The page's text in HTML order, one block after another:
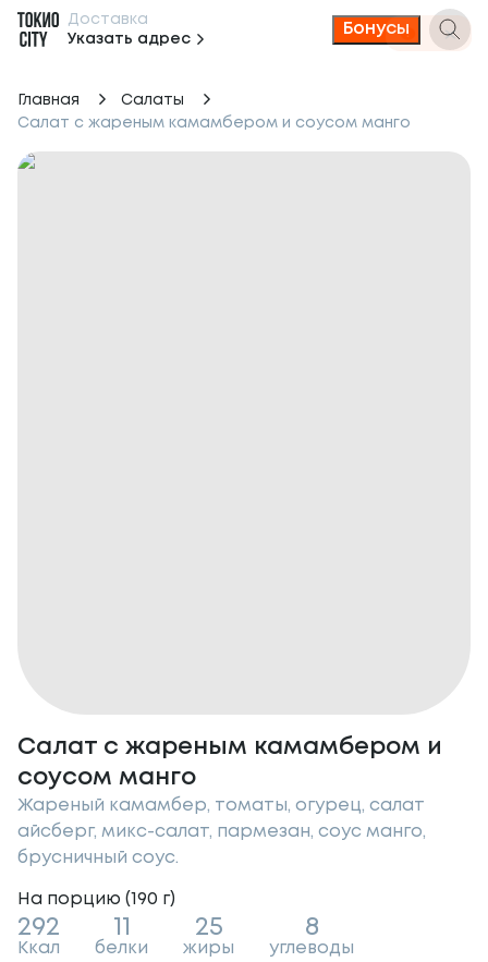
Доставка
Указать адрес
Бонусы
Главная
Салаты
Салат с жареным камамбером и соусом манго
Салат с жареным камамбером и
соусом манго
Жареный камамбер, томаты, огурец, салат
айсберг, микс-салат, пармезан, соус манго,
брусничный соус.
На порцию (190 г)
292
Ккал белки
25
жиры
8
углеводы